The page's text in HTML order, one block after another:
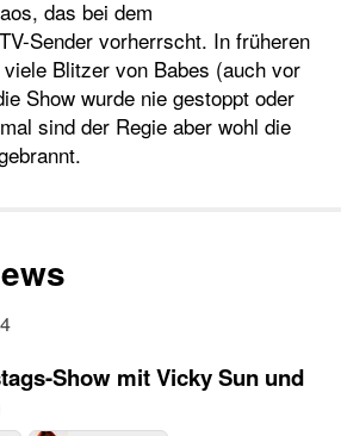
das bei dem
Sender vorherrscht. In früheren
Blitzer von Babes (auch vor
Show wurde nie gestoppt oder
sind der Regie aber wohl die
Show mit Vicky Sun und